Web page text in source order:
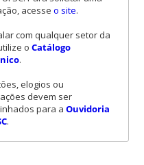
acesse o site.
com qualquer setor da
o Catálogo
.
elogios ou
devem ser
para a Ouvidoria
.